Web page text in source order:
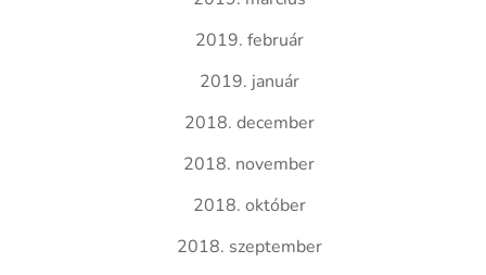
2019. február
2019. január
2018. december
2018. november
2018. október
2018. szeptember